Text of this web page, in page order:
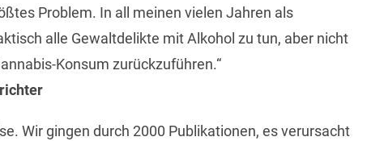
Problem. In all meinen vielen Jahren als
alle Gewaltdelikte mit Alkohol zu tun, aber nicht
Konsum zurückzuführen.“
Wir gingen durch 2000 Publikationen, es verursacht